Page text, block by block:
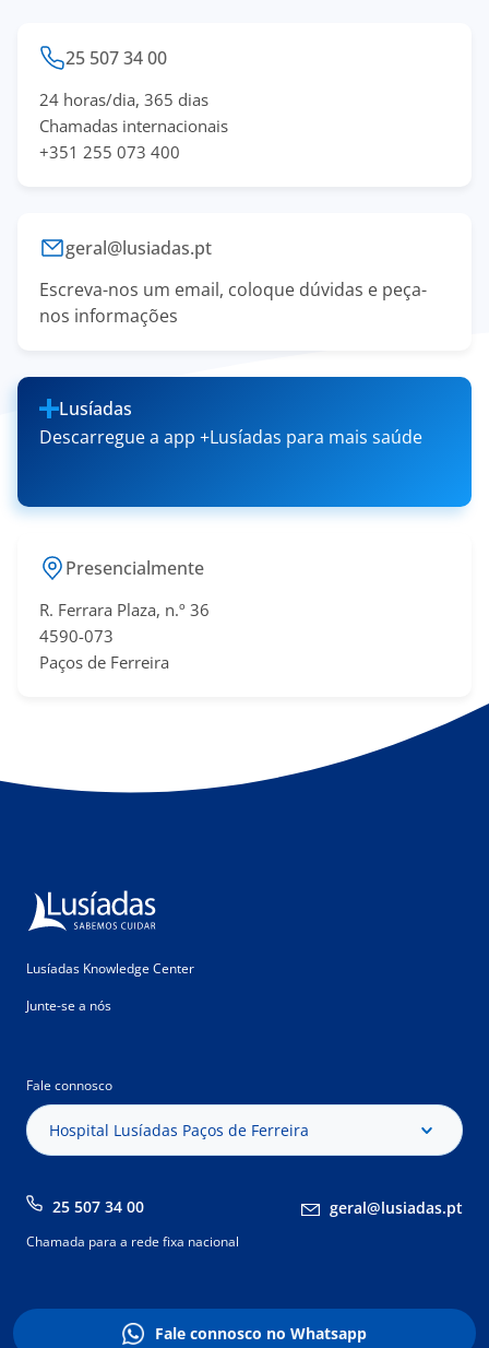
25 507 34 00
24 horas/dia, 365 dias
Chamadas internacionais
+351 255 073 400
geral@lusiadas.pt
Escreva-nos um email, coloque dúvidas e peça-
nos informações
Lusíadas
Descarregue a app +Lusíadas para mais saúde
Presencialmente
R. Ferrara Plaza, n.º 36
4590-073
Paços de Ferreira
Lusíadas Knowledge Center
Junte-se a nós
Fale connosco
Hospital Lusíadas Paços de Ferreira
25 507 34 00 geral@lusiadas.pt
Chamada para a rede fixa nacional
Fale connosco no Whatsapp